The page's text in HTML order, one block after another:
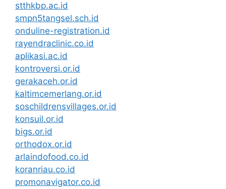
stthkbp.ac.id
smpn5tangsel.sch.id
onduline-registration.id
rayendraclinic.co.id
aplikasi.ac.id
kontroversi.or.id
gerakaceh.or.id
kaltimcemerlang.or.id
soschildrensvillages.or.id
konsuil.or.id
bigs.or.id
orthodox.or.id
arlaindofood.co.id
koranriau.co.id
promonavigator.co.id